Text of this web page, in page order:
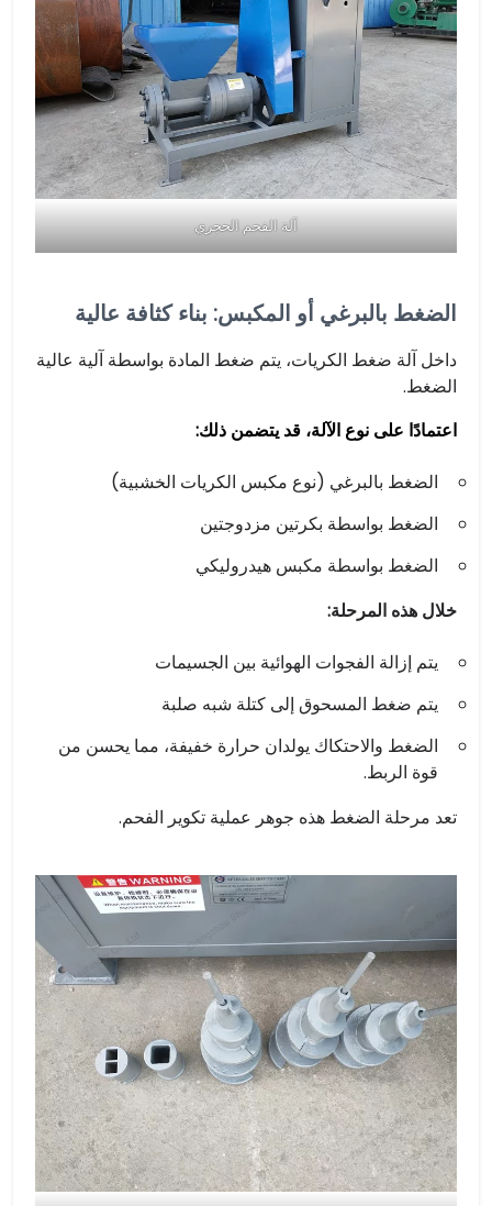
آلة الفحم الحجري
الضغط بالبرغي أو المكبس: بناء كثافة عالية
داخل آلة ضغط الكريات، يتم ضغط المادة بواسطة آلية عالية
الضغط.
اعتمادًا على نوع الآلة، قد يتضمن ذلك:
الضغط بالبرغي (نوع مكبس الكريات الخشبية)
الضغط بواسطة بكرتين مزدوجتين
الضغط بواسطة مكبس هيدروليكي
خلال هذه المرحلة:
يتم إزالة الفجوات الهوائية بين الجسيمات
يتم ضغط المسحوق إلى كتلة شبه صلبة
الضغط والاحتكاك يولدان حرارة خفيفة، مما يحسن من
قوة الربط.
تعد مرحلة الضغط هذه جوهر عملية تكوير الفحم.